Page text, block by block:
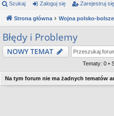
ię
ce
j
…
or
a
Szukaj Zaloguj się Zarejestruj się
Strona główna Wojna polsko-
Błędy i Problemy
NOWY TEMAT
Tematy: 0 •
Na tym forum nie ma żadnych tematów